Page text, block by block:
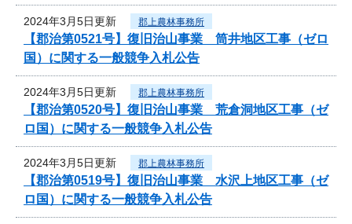
2024年3月5日更新 郡上農林事務所
【郡治第0521号】復旧治山事業 筒井地区工事（ゼロ
国）に関する一般競争入札公告
2024年3月5日更新 郡上農林事務所
【郡治第0520号】復旧治山事業 荒倉洞地区工事（ゼ
ロ国）に関する一般競争入札公告
2024年3月5日更新 郡上農林事務所
【郡治第0519号】復旧治山事業 水沢上地区工事（ゼ
ロ国）に関する一般競争入札公告